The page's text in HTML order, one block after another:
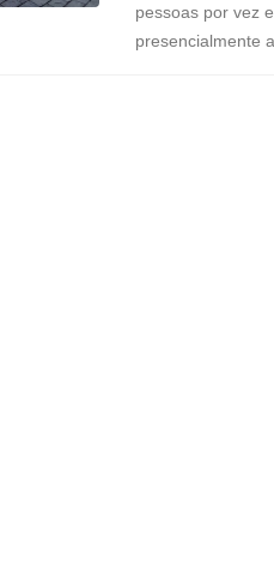
pessoas por vez
presencialmente